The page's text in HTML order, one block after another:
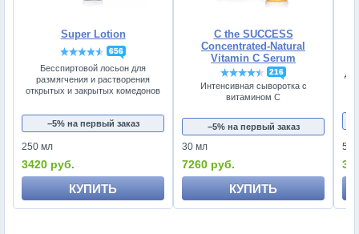
Super Lotion
656
Бесспиртовой лосьон для
размягчения и растворения
открытых и закрытых комедонов
−5% на первый заказ
250 мл
3420 руб.
КУПИТЬ
C the SUCCESS
Concentrated-Natural
Vitamin C Serum
216
Интенсивная сыворотка с
витамином С
−5% на первый заказ
30 мл
7260 руб.
КУПИТЬ
50